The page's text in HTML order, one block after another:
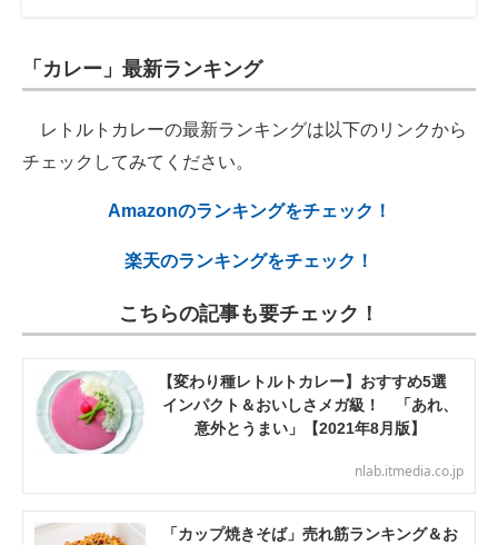
「カレー」最新ランキング
レトルトカレーの最新ランキングは以下のリンクから
チェックしてみてください。
Amazonのランキングをチェック！
楽天のランキングをチェック！
こちらの記事も要チェック！
【変わり種レトルトカレー】おすすめ5選
インパクト＆おいしさメガ級！ 「あれ、
意外とうまい」【2021年8月版】
nlab.itmedia.co.jp
「カップ焼きそば」売れ筋ランキング＆お